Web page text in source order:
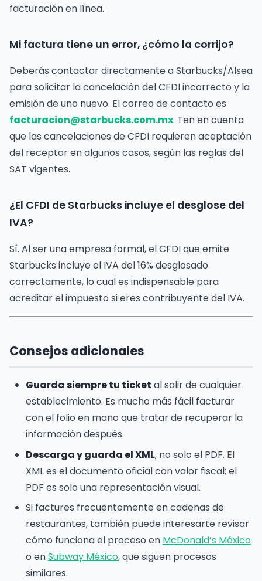
facturación en línea.
Mi factura tiene un error, ¿cómo la corrijo?
Deberás contactar directamente a Starbucks/Alsea
para solicitar la cancelación del CFDI incorrecto y la
emisión de uno nuevo. El correo de contacto es
facturacion@starbucks.com.mx. Ten en cuenta
que las cancelaciones de CFDI requieren aceptación
del receptor en algunos casos, según las reglas del
SAT vigentes.
¿El CFDI de Starbucks incluye el desglose del
IVA?
Sí. Al ser una empresa formal, el CFDI que emite
Starbucks incluye el IVA del 16% desglosado
correctamente, lo cual es indispensable para
acreditar el impuesto si eres contribuyente del IVA.
Consejos adicionales
Guarda siempre tu ticket al salir de cualquier
establecimiento. Es mucho más fácil facturar
con el folio en mano que tratar de recuperar la
información después.
Descarga y guarda el XML, no solo el PDF. El
XML es el documento oficial con valor fiscal; el
PDF es solo una representación visual.
Si factures frecuentemente en cadenas de
restaurantes, también puede interesarte revisar
cómo funciona el proceso en McDonald’s México
o enSubway México, que siguen procesos
similares.